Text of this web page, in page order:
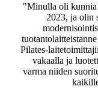
"Minulla oli kunnia
2023, ja olin
Pilates-
vakaalla ja
varma niiden